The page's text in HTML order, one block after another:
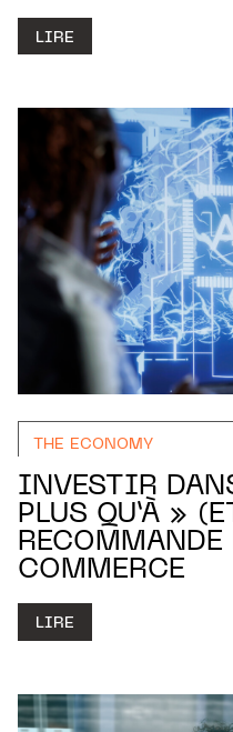
LIRE
THE ECONOMY
INVESTIR
PLUS QU’À »
COMMERCE
LIRE